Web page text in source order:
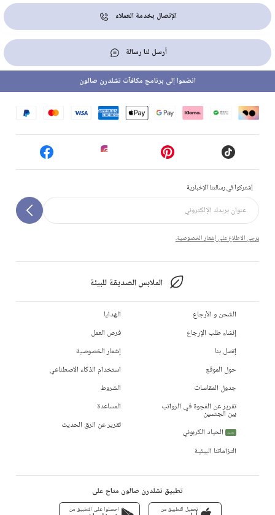
الإتصال بخدمة العملاء
أرسل لنا رسالة
إشتركوا في رسالتنا الإخبارية
يرجى الاطلاع على إشعار الخصوصية.
الملابس الصديقة للبيئة
انضموا إلى برنامج مكافآت تشلدرن صالون
الشحن و الأرجاع
إنشاء طلب الإرجاع
إتصل بنا
حول الموقع
جدول المقاسات
تقرير عن الفجوة في الرواتب
بين الجنسين
جديد
الحياد الكربوني
التزاماتنا البيئية
الهدايا
فرص العمل
إشعار الخصوصية
استخدام الذكاء الاصطناعي
الشروط
المساعدة
تقرير عن الرق الحديث
تطبيق تشلدرن صالون متاح على
تحميل التطبيق من احصلوا على التطبيق من